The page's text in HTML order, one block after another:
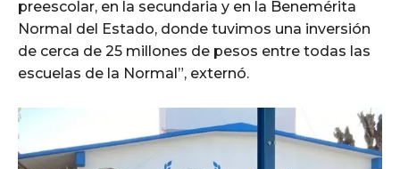
preescolar, en la secundaria y en la Benemérita
Normal del Estado, donde tuvimos una inversión
de cerca de 25 millones de pesos entre todas las
escuelas de la Normal”, externó.